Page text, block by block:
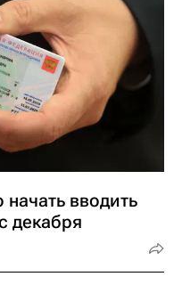
вводить
декабря